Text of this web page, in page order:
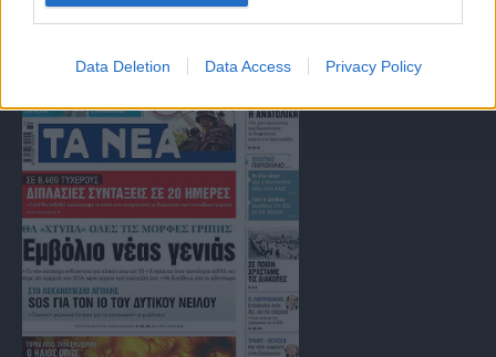
Data Deletion Data Access Privacy Policy
ΤΑ ΠΡΩΤΟΣΕΛΙΔΑ ΣΗΜΕΡΑ